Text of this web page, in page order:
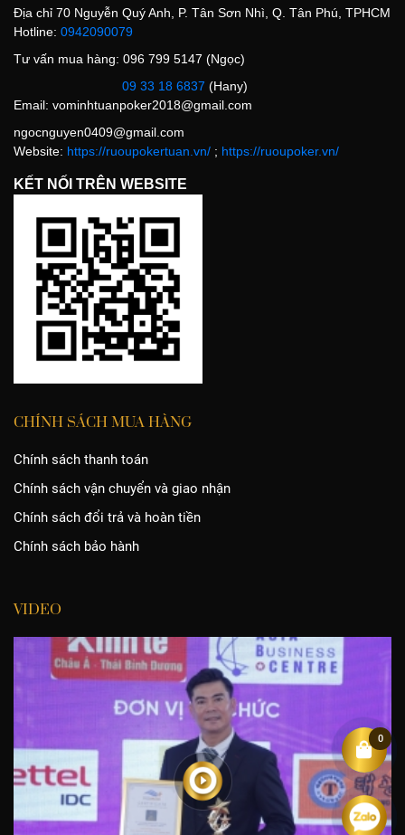
Địa chỉ 70 Nguyễn Quý Anh, P. Tân Sơn Nhì, Q. Tân Phú, TPHCM
Hotline: 0942090079
Tư vấn mua hàng: 096 799 5147 (Ngọc)
09 33 18 6837 (Hany)
Email: vominhtuanpoker2018@gmail.com
ngocnguyen0409@gmail.com
Website: https://ruoupokertuan.vn/ ; https://ruoupoker.vn/
KẾT NỐI TRÊN WEBSITE
CHÍNH SÁCH MUA HÀNG
Chính sách thanh toán
Chính sách vận chuyển và giao nhận
Chính sách đổi trả và hoàn tiền
Chính sách bảo hành
VIDEO
0